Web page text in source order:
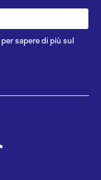
per sapere di più sul